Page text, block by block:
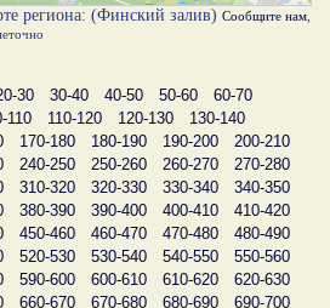
региона: (Финский залив) Сообщите нам
30 30-40 40-50 50-60
60-70
110 110-120 120-130
130-140
170-180 180-190 190-200
200-210
240-250 250-260 260-270
270-280
310-320 320-330 330-340
340-350
380-390 390-400 400-410
410-420
450-460 460-470 470-480
480-490
520-530 530-540 540-550
550-560
590-600 600-610 610-620
620-630
660-670 670-680 680-690
690-700